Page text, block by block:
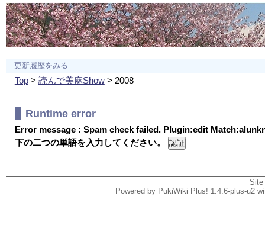
更新履歴をみる
Top> 読んで美麻Show> 2008
Runtime error
Error message : Spam check failed. Plugin:edit
下の二つの単語を入力してください。
Powered by PukiWiki Plus! 1.4.6-plus-u2